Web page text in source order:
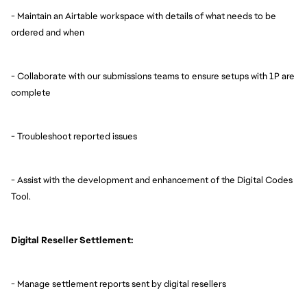
- Maintain an Airtable workspace with details of what needs to be
ordered and when
- Collaborate with our submissions teams to ensure setups with 1P are
complete
- Troubleshoot reported issues
- Assist with the development and enhancement of the Digital Codes
Tool.
Digital Reseller Settlement:
- Manage settlement reports sent by digital resellers